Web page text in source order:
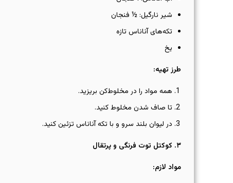
شیر نارگیل: ½ فنجان
تکه‌های آناناس تازه
یخ
طرز تهیه:
همه مواد را در مخلوط‌کن بریزید.
تا صاف شدن مخلوط کنید.
در لیوان بلند سرو و با تکه آناناس تزئین کنید.
۳. کوکتل توت فرنگی و پرتقال
مواد لازم: